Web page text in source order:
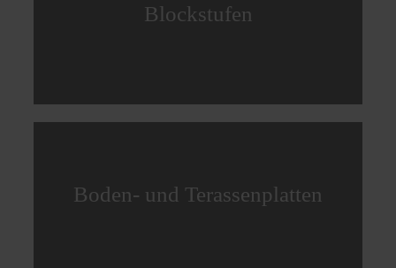
Blockstufen
Boden- und Terassenplatten